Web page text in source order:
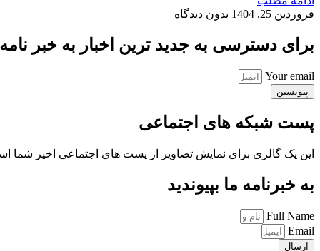
فروردین 25, 1404
بدون دیدگاه
برای دسترسی به جدید ترین اخبار به خبر نامه
Your email
پیوتستن
پست شبکه های اجتماعی
این یک گالری برای نمایش تصاویر از پست های اجتماعی اخیر شما
به خبرنامه ما بپیوندید
Full Name
Email
ارسال